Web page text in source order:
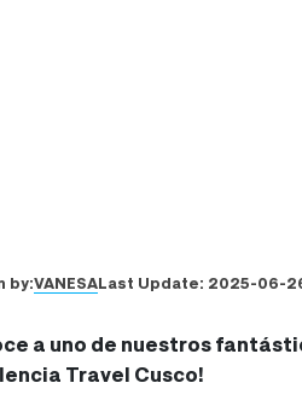
by:VANESALast Update: 2025-06-
a uno de nuestros
Travel Cusco!